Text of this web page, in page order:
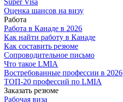
Super Visa
Оценка шансов на визу
Работа
Работа в Канаде в 2026
Как найти работу в Канаде
Как составить резюме
Сопроводительное письмо
Что такое LMIA
Востребованные профессии в 2026
ТОП-20 профессий по LMIA
Заказать резюме
Рабочая виза